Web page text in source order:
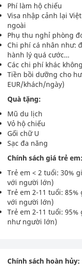
Phí làm hộ chiếu
Visa nhập cảnh lại
ngoài
Phụ thu nghỉ phòng
Chi phí cá nhân như:
hành lý quá cước…
Các chi phí khác
Tiền bồi dưỡng cho
EUR/khách/ngày)
Quà tặng:
Mũ du lịch
Vỏ hộ chiếu
Gối chữ U
Sạc đa năng
Chính sách giá trẻ em:
Trẻ em < 2 tuổi: 30%
với người lớn)
Trẻ em 2-11 tuổi:
với người lớn)
Trẻ em 2-11 tuổi:
như người lớn)
Chính sách hoàn hủy: